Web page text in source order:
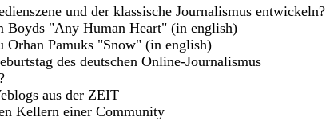
und der klassische Journalismus entwickeln?
"Any Human Heart" (in english)
Pamuks "Snow" (in english)
des deutschen Online-Journalismus
aus der ZEIT
Kellern einer Community